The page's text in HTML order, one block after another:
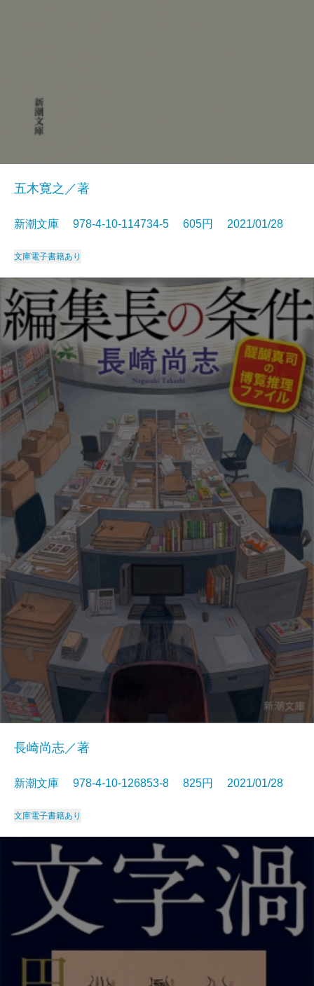
五木寛之／著
新潮文庫 978-4-10-114734-5 605円 2021/01/28
文庫電子書籍あり
長崎尚志／著
新潮文庫 978-4-10-126853-8 825円 2021/01/28
文庫電子書籍あり